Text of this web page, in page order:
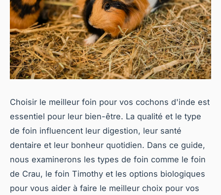
Choisir le meilleur foin pour vos cochons d'inde est
essentiel pour leur bien-être. La qualité et le type
de foin influencent leur digestion, leur santé
dentaire et leur bonheur quotidien. Dans ce guide,
nous examinerons les types de foin comme le foin
de Crau, le foin Timothy et les options biologiques
pour vous aider à faire le meilleur choix pour vos